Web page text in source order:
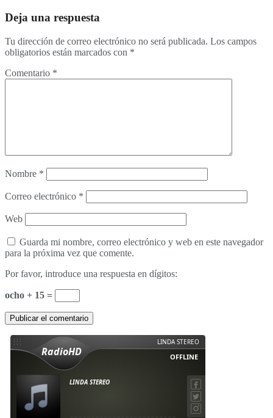
Deja una respuesta
Tu dirección de correo electrónico no será publicada. Los campos
obligatorios están marcados con *
Comentario *
Nombre *
Correo electrónico *
Web
Guarda mi nombre, correo electrónico y web en este navegador
para la próxima vez que comente.
Por favor, introduce una respuesta en dígitos:
ocho + 15 =